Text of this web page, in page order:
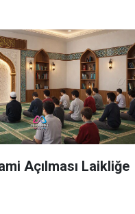
Açılması Laikliğe